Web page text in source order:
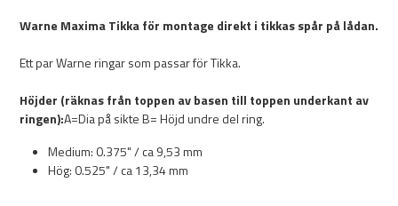
Warne Maxima Tikka för montage direkt i tikkas spår på lådan.
Ett par Warne ringar som passar för Tikka.
Höjder (räknas från toppen av basen till toppen underkant av
ringen):A=Dia på sikte B= Höjd undre del ring.
Medium: 0.375" / ca 9,53 mm
Hög: 0.525" / ca 13,34 mm